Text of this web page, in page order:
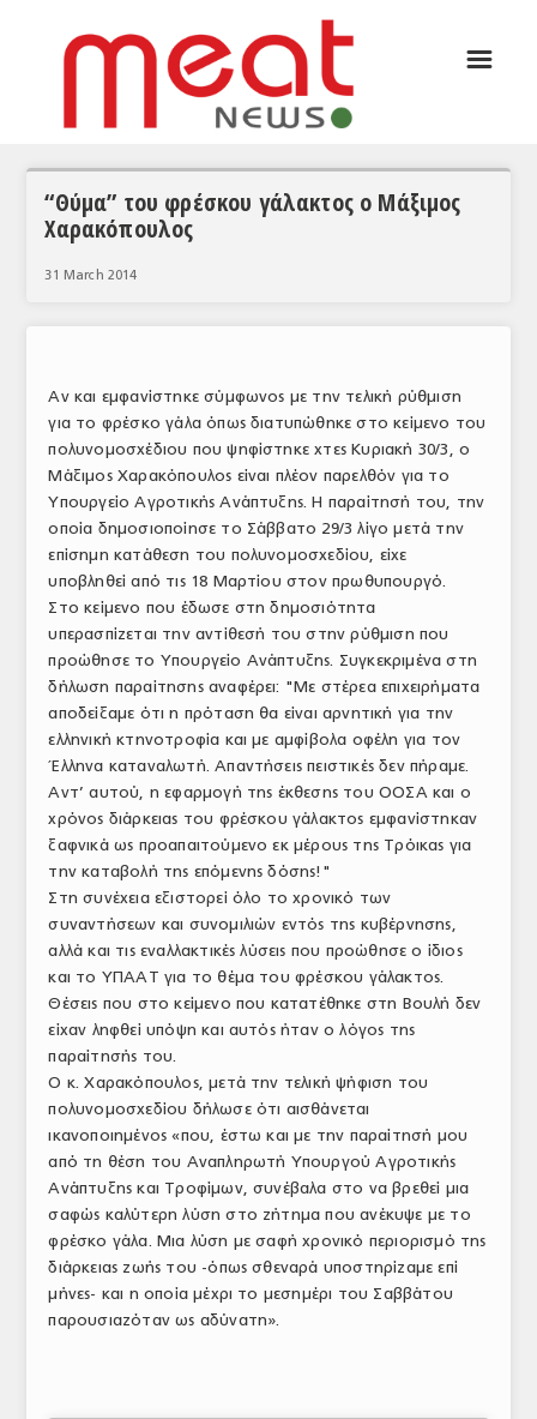
ΣΥΝΕΝΤΕΥΞΕΙΣ
ΘΕΜΑΤΑ
ΕΙΔΗΣΕΙΣ
ΕΥΡΩΠΑΪΚΕΣ ΑΠΟΦΑΣΕΙΣ
ΘΕΜΑΤΑ
ΑΝΑΛΥΣΕΙΣ
ΕΜΠΟΡΙΚΟΣ ΚΑΤΑΛΟΓΟΣ
ΠΑΡΑΓΩΓΗ & ΕΜΠΟΡΙΑ
ΣΦΑΓΕΙΑ
ΠΡΩΤΕΣ ΥΛΕΣ
ΕΞΟΠΛΙΣΜΟΣ
ΥΠΗΡΕΣΙΕΣ
ΕΜΠΟΡΙΚΟΙ ΑΝΤΙΠΡΟΣΩΠΟΙ
ΝΟΜΟΘΕΣΙΑ
ΕΛΛΗΝΙΚΗ ΝΟΜΟΘΕΣΙΑ
ΕΥΡΩΠΑΪΚΗ ΝΟΜΟΘΕΣΙΑ
ΤΟ ΠΕΡΙΟΔΙΚΟ
ΑΡΧΕΙΟ ΤΕΥΧΩΝ
ΣΥΝΕΔΡΙΟ ΚΡΕΑΤΟΣ
☰
“Θύμα” του φρέσκου γάλακτος ο Μάξιμος
Χαρακόπουλος
31 March 2014
Αν και εμφανίστηκε σύμφωνος με την τελική ρύθμιση
για το φρέσκο γάλα όπως διατυπώθηκε στο κείμενο του
πολυνομοσχέδιου που ψηφίστηκε χτες Κυριακή 30/3, ο
Μάξιμος Χαρακόπουλος είναι πλέον παρελθόν για το
Υπουργείο Αγροτικής Ανάπτυξης. Η παραίτησή του, την
οποία δημοσιοποίησε το Σάββατο 29/3 λίγο μετά την
επίσημη κατάθεση του πολυνομοσχεδίου, είχε
υποβληθεί από τις 18 Μαρτίου στον πρωθυπουργό.
Στο κείμενο που έδωσε στη δημοσιότητα
υπερασπίζεται την αντίθεσή του στην ρύθμιση που
προώθησε το Υπουργείο Ανάπτυξης. Συγκεκριμένα στη
δήλωση παραίτησης αναφέρει: "Με στέρεα επιχειρήματα
αποδείξαμε ότι η πρόταση θα είναι αρνητική για την
ελληνική κτηνοτροφία και με αμφίβολα οφέλη για τον
Έλληνα καταναλωτή. Απαντήσεις πειστικές δεν πήραμε.
Αντ’ αυτού, η εφαρμογή της έκθεσης του ΟΟΣΑ και ο
χρόνος διάρκειας του φρέσκου γάλακτος εμφανίστηκαν
ξαφνικά ως προαπαιτούμενο εκ μέρους της Τρόικας για
την καταβολή της επόμενης δόσης!"
Στη συνέχεια εξιστορεί όλο το χρονικό των
συναντήσεων και συνομιλιών εντός της κυβέρνησης,
αλλά και τις εναλλακτικές λύσεις που προώθησε ο ίδιος
και το ΥΠΑΑΤ για το θέμα του φρέσκου γάλακτος.
Θέσεις που στο κείμενο που κατατέθηκε στη Βουλή δεν
είχαν ληφθεί υπόψη και αυτός ήταν ο λόγος της
παραίτησής του.
Ο κ. Χαρακόπουλος, μετά την τελική ψήφιση του
πολυνομοσχεδίου δήλωσε ότι αισθάνεται
ικανοποιημένος «που, έστω και με την παραίτησή μου
από τη θέση του Αναπληρωτή Υπουργού Αγροτικής
Ανάπτυξης και Τροφίμων, συνέβαλα στο να βρεθεί μια
σαφώς καλύτερη λύση στο ζήτημα που ανέκυψε με το
φρέσκο γάλα. Μια λύση με σαφή χρονικό περιορισμό της
διάρκειας ζωής του -όπως σθεναρά υποστηρίζαμε επί
μήνες- και η οποία μέχρι το μεσημέρι του Σαββάτου
παρουσιαζόταν ως αδύνατη».